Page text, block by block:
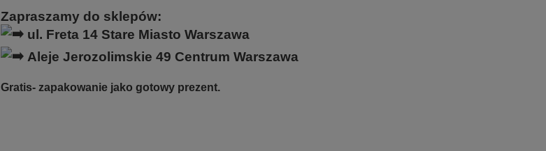
Zapraszamy do sklepów:
ul. Freta 14 Stare Miasto Warszawa
Aleje Jerozolimskie 49 Centrum Warszawa
Gratis- zapakowanie jako gotowy prezent.